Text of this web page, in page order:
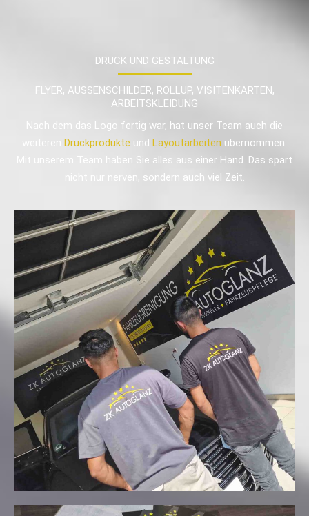
DRUCK UND GESTALTUNG
FLYER, AUSSENSCHILDER, ROLLUP, VISITENKARTEN,
ARBEITSKLEIDUNG
Nach dem das Logo fertig war, hat unser Team auch die
weiteren Druckprodukte und Layoutarbeiten übernommen.
Mit unserem Team haben Sie alles aus einer Hand. Das spart
nicht nur nerven, sondern auch viel Zeit.